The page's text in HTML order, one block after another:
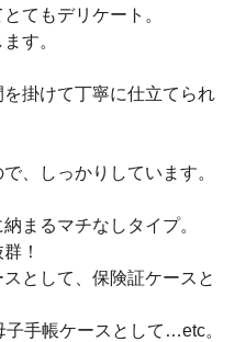
てもデリケート。
す。
掛けて丁寧に仕立てられ
、しっかりしています。
まるマチなしタイプ。
！
として、保険証ケースと
手帳ケースとして…etc。